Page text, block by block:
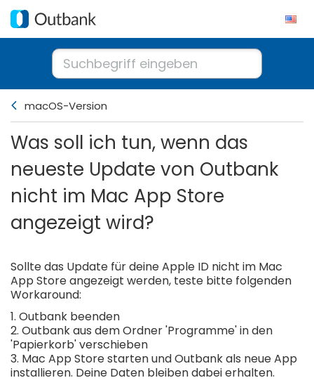
macOS-Version
Was soll ich tun, wenn das
neueste Update von Outbank
nicht im Mac App Store
angezeigt wird?
Sollte das Update für deine Apple ID nicht im Mac
App Store angezeigt werden, teste bitte folgenden
Workaround:
1. Outbank beenden
2. Outbank aus dem Ordner 'Programme' in den
'Papierkorb' verschieben
3. Mac App Store starten und Outbank als neue App
installieren. Deine Daten bleiben dabei erhalten.